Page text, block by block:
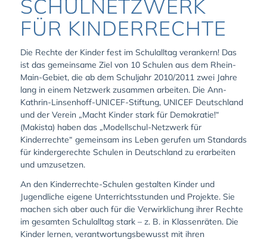
SCHULNETZWERK
FÜR KINDERRECHTE
Die Rechte der Kinder fest im Schulalltag verankern! Das
ist das gemeinsame Ziel von 10 Schulen aus dem Rhein-
Main-Gebiet, die ab dem Schuljahr 2010/2011 zwei Jahre
lang in einem Netzwerk zusammen arbeiten. Die Ann-
Kathrin-Linsenhoff-UNICEF-Stiftung, UNICEF Deutschland
und der Verein „Macht Kinder stark für Demokratie!“
(Makista) haben das „Modellschul-Netzwerk für
Kinderrechte“ gemeinsam ins Leben gerufen um Standards
für kindergerechte Schulen in Deutschland zu erarbeiten
und umzusetzen.
An den Kinderrechte-Schulen gestalten Kinder und
Jugendliche eigene Unterrichtsstunden und Projekte. Sie
machen sich aber auch für die Verwirklichung ihrer Rechte
im gesamten Schulalltag stark – z. B. in Klassenräten. Die
Kinder lernen, verantwortungsbewusst mit ihren